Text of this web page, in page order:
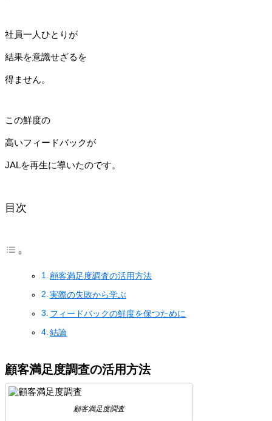
社員一人ひとりが
結果を意識せざるを
得ません。
この鮮度の
高いフィードバックが
JALを再生に導いたのです。
目次
顧客満足度調査の活用方法
実際の失敗から学ぶ
フィードバックの鮮度を保つために
結論
顧客満足度調査の活用方法
顧客満足度調査